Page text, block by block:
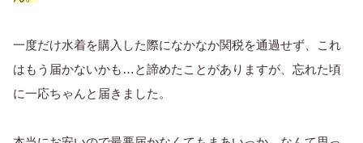
一度だけ水着を購入した際になかなか関税を通過せず、これ
はもう届かないかも…と諦めたことがありますが、忘れた頃
に一応ちゃんと届きました。